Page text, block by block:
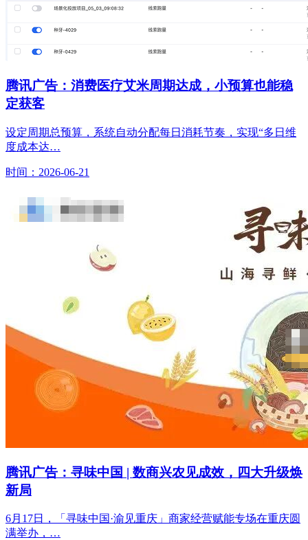
腾讯广告：消费医疗艾米周期达成，小预算也能稳
定获客
设定周期总预算，系统自动分配每日消耗节奏，实现“多日维
度成本达…
时间：2026-06-21
腾讯广告：寻味中国 | 数商兴农见成效，四大升级焕
新局
6月17日，「寻味中国·渝见重庆」商家经营赋能专场在重庆圆
满举办，…